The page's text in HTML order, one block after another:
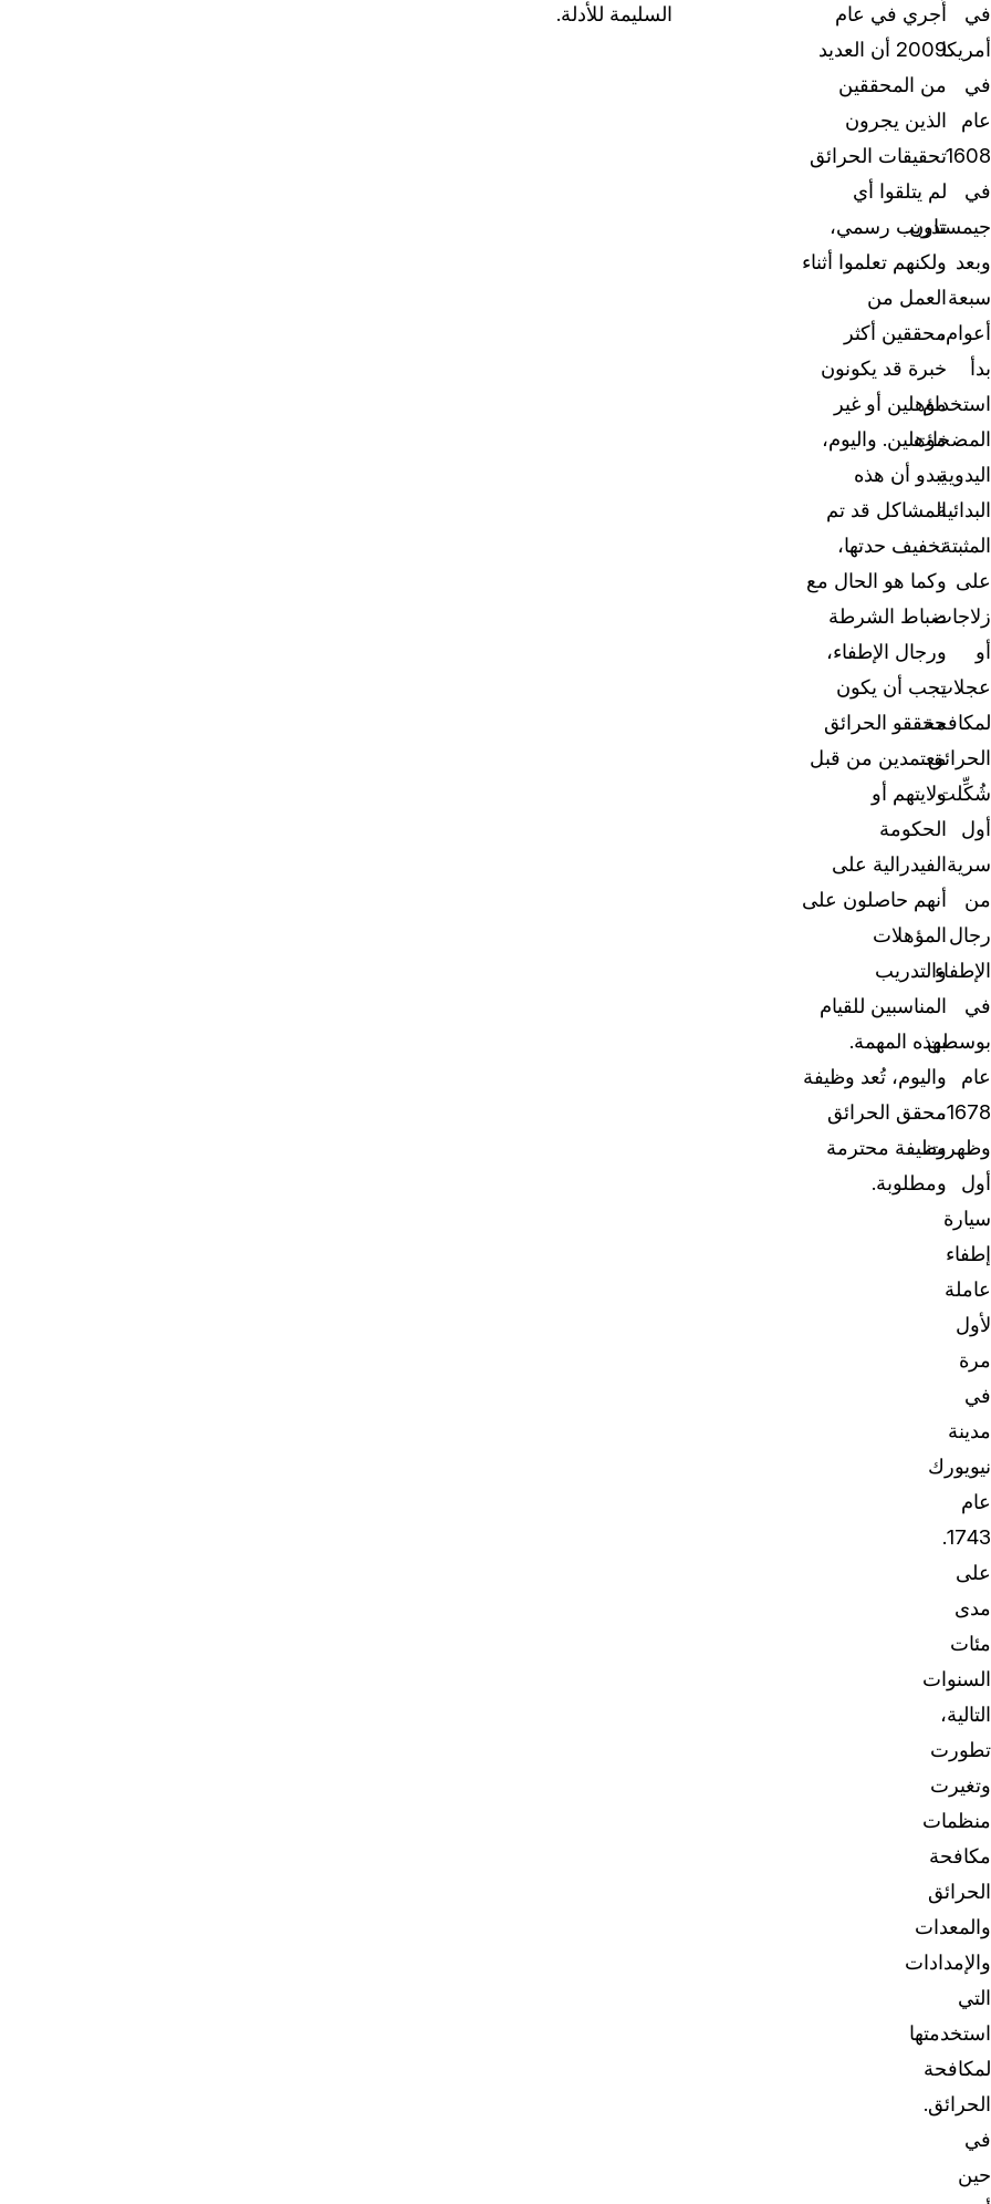
في
أمريكا
في
عام
1608
في
جيمستاون.
وبعد
سبعة
أعوام،
بدأ
استخدام
المضخات
اليدوية
البدائية
المثبتة
على
زلاجات
أو
عجلات
لمكافحة
الحرائق.
شُكِّلت
أول
سرية
من
رجال
الإطفاء
في
بوسطن
عام
1678،
وظهرت
أول
سيارة
إطفاء
عاملة
لأول
مرة
في
مدينة
نيويورك
عام
1743.
على
مدى
مئات
السنوات
التالية،
تطورت
وتغيرت
منظمات
مكافحة
الحرائق
والمعدات
والإمدادات
التي
استخدمتها
لمكافحة
الحرائق.
في
حين
أُجري في عام
2009 أن العديد
من المحققين
الذين يجرون
تحقيقات الحرائق
لم يتلقوا أي
تدريب رسمي،
ولكنهم تعلموا أثناء
العمل من
محققين أكثر
خبرة قد يكونون
مؤهلين أو غير
مؤهلين. واليوم،
يبدو أن هذه
المشاكل قد تم
تخفيف حدتها،
وكما هو الحال مع
ضباط الشرطة
ورجال الإطفاء،
يجب أن يكون
محققو الحرائق
معتمدين من قبل
ولايتهم أو
الحكومة
الفيدرالية على
أنهم حاصلون على
المؤهلات
والتدريب
المناسبين للقيام
بهذه المهمة.
واليوم، تُعد وظيفة
محقق الحرائق
وظيفة محترمة
ومطلوبة.
السليمة للأدلة.